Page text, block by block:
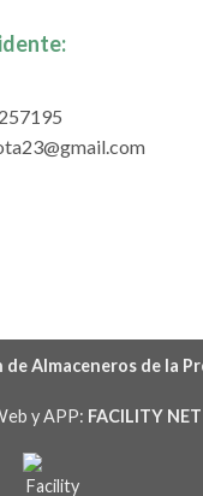
de Almaceneros de la
y APP: FACILITY NET